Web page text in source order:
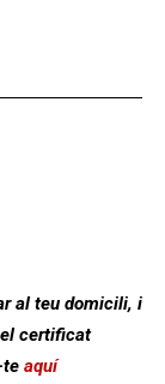
al teu domicili, i
certificat
te aquí